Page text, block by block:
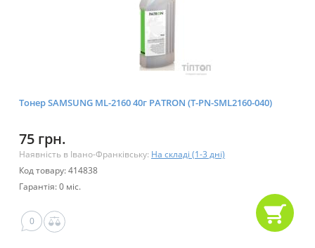
Тонер SAMSUNG ML-2160 40г PATRON (T-PN-SML2160-040)
75 грн.
Наявність в Івано-Франківську: На складі (1-3 дні)
Код товару: 414838
Гарантія: 0 міс.
0